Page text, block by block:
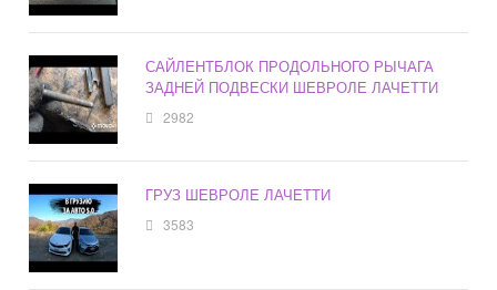
САЙЛЕНТБЛОК ПРОДОЛЬНОГО РЫЧАГА
ЗАДНЕЙ ПОДВЕСКИ ШЕВРОЛЕ ЛАЧЕТТИ
2982
ГРУЗ ШЕВРОЛЕ ЛАЧЕТТИ
3583